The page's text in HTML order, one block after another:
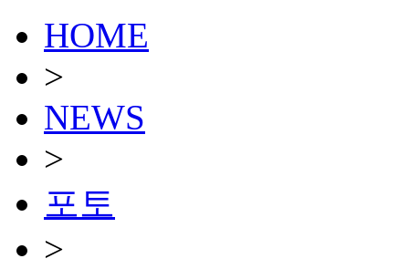
HOME
>
NEWS
>
포토
>